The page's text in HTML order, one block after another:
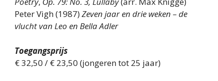
Peter Vigh (1987)Zeven jaar en drie weken – de
vlucht van Leo en Bella Adler
Toegangsprijs
€ 32,50 / € 23,50 (jongeren tot 25 jaar)